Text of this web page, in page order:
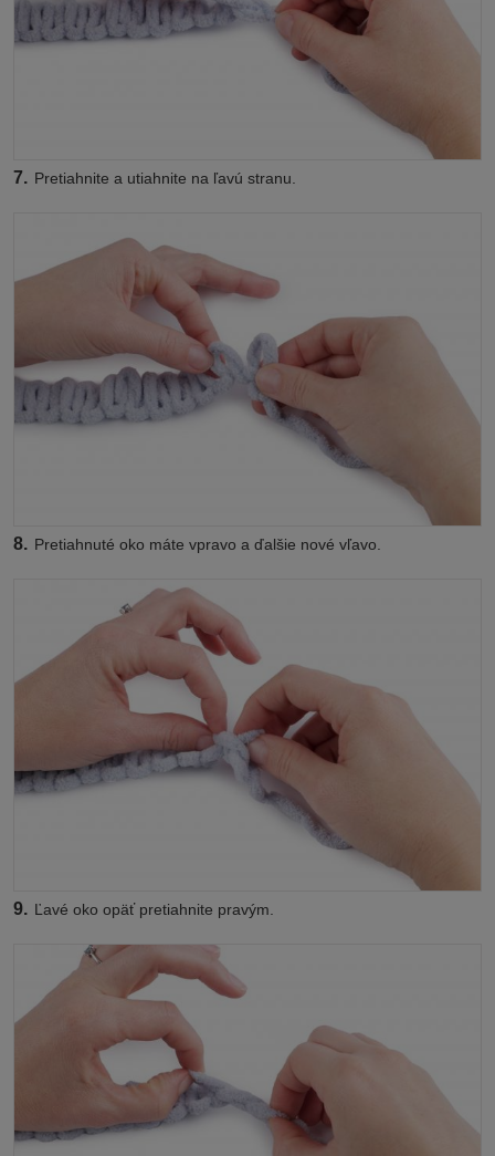
7. Pretiahnite a utiahnite na ľavú stranu.
8. Pretiahnuté oko máte vpravo a ďalšie nové vľavo.
9. Ľavé oko opäť pretiahnite pravým.